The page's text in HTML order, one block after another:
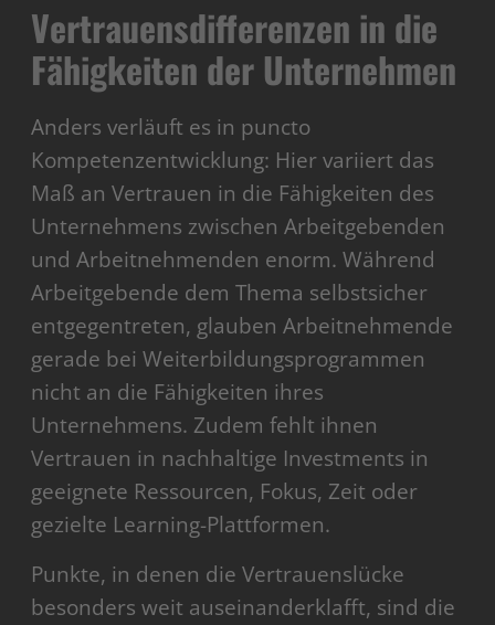
Vertrauensdifferenzen in die
Fähigkeiten der Unternehmen
Anders verläuft es in puncto
Kompetenzentwicklung: Hier variiert das
Maß an Vertrauen in die Fähigkeiten des
Unternehmens zwischen Arbeitgebenden
und Arbeitnehmenden enorm. Während
Arbeitgebende dem Thema selbstsicher
entgegentreten, glauben Arbeitnehmende
gerade bei Weiterbildungsprogrammen
nicht an die Fähigkeiten ihres
Unternehmens. Zudem fehlt ihnen
Vertrauen in nachhaltige Investments in
geeignete Ressourcen, Fokus, Zeit oder
gezielte Learning-Plattformen.
Punkte, in denen die Vertrauenslücke
besonders weit auseinanderklafft, sind die